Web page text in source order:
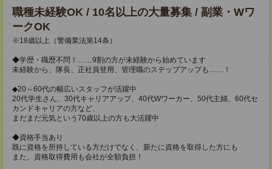
職種未経験OK / 10名以上の大量募集 / 副業・Wワ
ークOK
※18歳以上（警備業法第14条）
◆学歴・職歴不問！……9割の方が未経験から始めています
未経験から、隊長、正社員登用、管理職のステップアップも……！
◆20～60代の幅広いスタッフが活躍中
20代学生さん、30代キャリアアップ、40代Wワーカー、50代主婦、60代セ
カンドキャリアの方など、
まだまだ元気という70歳以上の方も大活躍中
◆資格手当あり
既に資格を所持している方だけでなく、新たに資格を取得した方にも
また、資格取得費用も会社が全額負担！